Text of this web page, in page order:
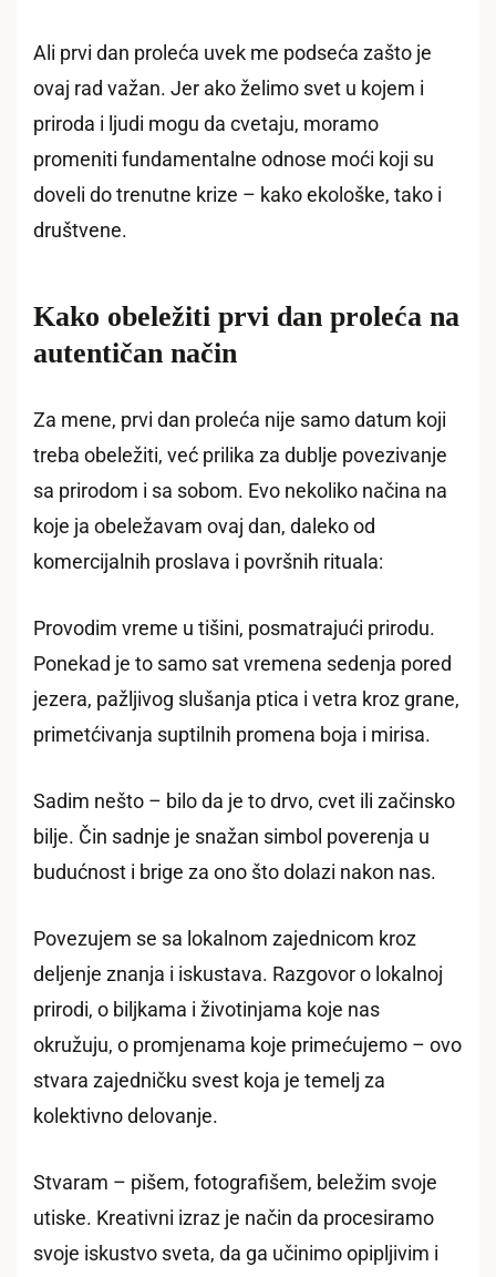
Ali prvi dan proleća uvek me podseća zašto je
ovaj rad važan. Jer ako želimo svet u kojem i
priroda i ljudi mogu da cvetaju, moramo
promeniti fundamentalne odnose moći koji su
doveli do trenutne krize – kako ekološke, tako i
društvene.
Kako obeležiti prvi dan proleća na
autentičan način
Za mene, prvi dan proleća nije samo datum koji
treba obeležiti, već prilika za dublje povezivanje
sa prirodom i sa sobom. Evo nekoliko načina na
koje ja obeležavam ovaj dan, daleko od
komercijalnih proslava i površnih rituala:
Provodim vreme u tišini, posmatrajući prirodu.
Ponekad je to samo sat vremena sedenja pored
jezera, pažljivog slušanja ptica i vetra kroz grane,
primetćivanja suptilnih promena boja i mirisa.
Sadim nešto – bilo da je to drvo, cvet ili začinsko
bilje. Čin sadnje je snažan simbol poverenja u
budućnost i brige za ono što dolazi nakon nas.
Povezujem se sa lokalnom zajednicom kroz
deljenje znanja i iskustava. Razgovor o lokalnoj
prirodi, o biljkama i životinjama koje nas
okružuju, o promjenama koje primećujemo – ovo
stvara zajedničku svest koja je temelj za
kolektivno delovanje.
Stvaram – pišem, fotografišem, beležim svoje
utiske. Kreativni izraz je način da procesiramo
svoje iskustvo sveta, da ga učinimo opipljivim i